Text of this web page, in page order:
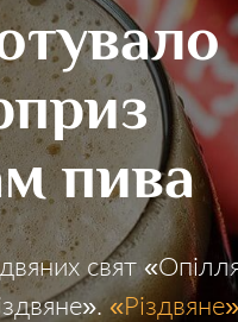
пива
свят
«Різдвяне»